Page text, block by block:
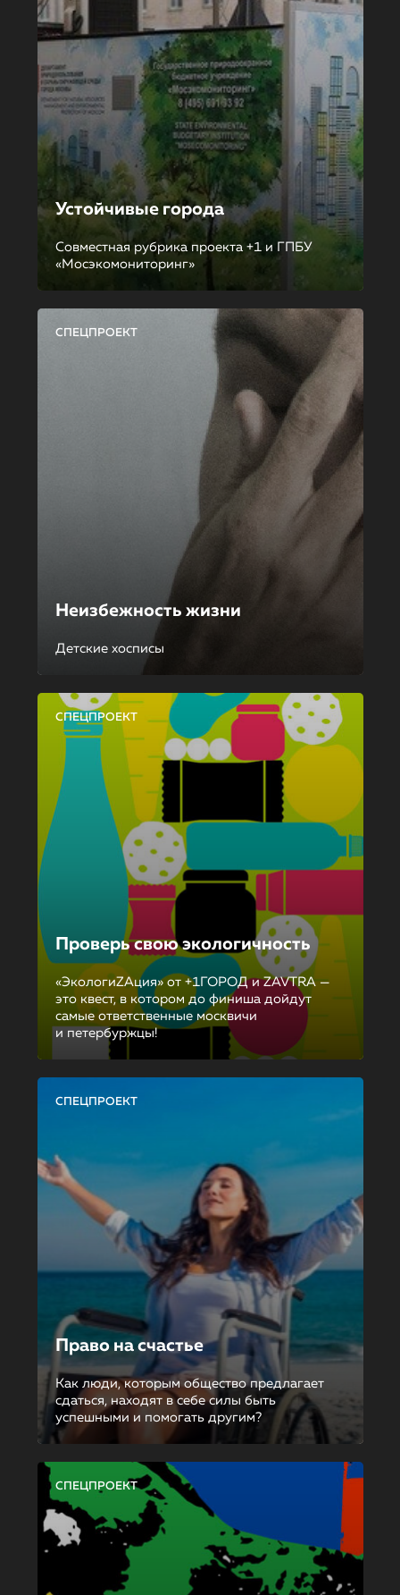
Устойчивые города
Совместная рубрика проекта +1 и ГПБУ
«Мосэкомониторинг»
СПЕЦПРОЕКТ
Неизбежность жизни
Детские хосписы
СПЕЦПРОЕКТ
Проверь свою экологичность
«ЭкологиZAция» от +1ГОРОД и ZAVTRA —
это квест, в котором до финиша дойдут
самые ответственные москвичи
и петербуржцы!
СПЕЦПРОЕКТ
Право на счастье
Как люди, которым общество предлагает
сдаться, находят в себе силы быть
успешными и помогать другим?
СПЕЦПРОЕКТ